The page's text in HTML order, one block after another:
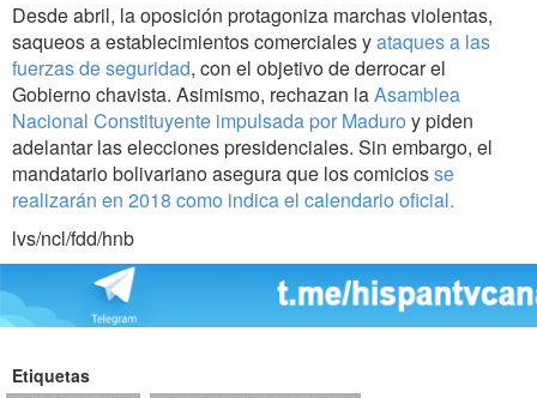
Desde abril, la oposición protagoniza marchas violentas,
saqueos a establecimientos comerciales yataques a las
fuerzas de seguridad, con el objetivo de derrocar el
Gobierno chavista. Asimismo, rechazan laAsamblea
Nacional Constituyente impulsada por Maduro y piden
adelantar las elecciones presidenciales. Sin embargo, el
mandatario bolivariano asegura que los comiciosse
realizarán en 2018 como indica el calendario oficial.
lvs/ncl/fdd/hnb
Etiquetas